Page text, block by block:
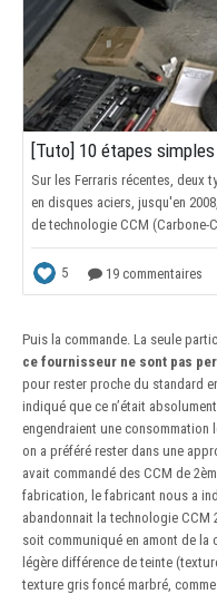
Puis la commande. La seule
ce fournisseur ne sont pas
pour rester proche du standard
indiqué que ce n’était
engendraient une consommation
on a préféré rester dans une
avait commandé des CCM de
fabrication, le fabricant nous a
abandonnait la technologie CCM
soit communiqué en amont de la
légère différence de teinte
texture gris foncé marbré,